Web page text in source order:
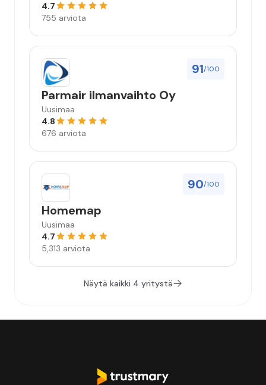
4.7
755 arviota
91/100
Parmair ilmanvaihto Oy
Uusimaa
4.8
676 arviota
90/100
Homemap
Uusimaa
4.7
5,313 arviota
Näytä kaikki 4 yritystä